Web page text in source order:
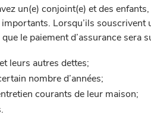
un(e) conjoint(e) et des
Lorsqu’ils souscrivent
le paiement d’assurance sera
leurs autres dettes;
nombre d’années;
courants de leur maison;